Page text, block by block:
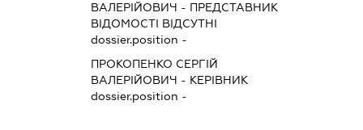
ВАЛЕРІЙОВИЧ - ПРЕДСТАВНИК
ВІДОМОСТІ ВІДСУТНІ
dossier.position -
ПРОКОПЕНКО СЕРГІЙ
ВАЛЕРІЙОВИЧ - КЕРІВНИК
dossier.position -